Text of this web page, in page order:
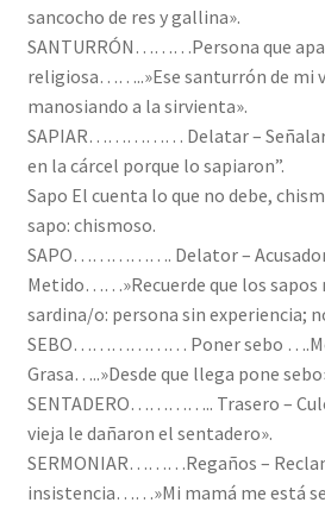
sancocho de res y gallina».
SANTURRÓN………Persona que
religiosa……..»Ese santurrón de mi
manosiando a la sirvienta».
SAPIAR…………… Delatar –
en la cárcel porque lo sapiaron”.
Sapo El cuenta lo que no debe,
sapo: chismoso.
SAPO……………. Delator –
Metido……»Recuerde que los sapos
sardina/o: persona sin experiencia;
SEBO……………… Poner sebo
Grasa…..»Desde que llega pone
SENTADERO………….. Trasero –
vieja le dañaron el sentadero».
SERMONIAR………Regaños –
insistencia……»Mi mamá me está